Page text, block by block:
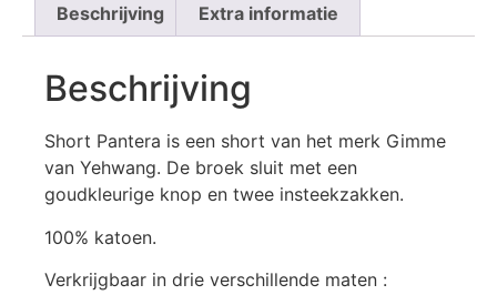
Beschrijving Extra informatie
Beschrijving
Short Pantera is een short van het merk Gimme
van Yehwang. De broek sluit met een
goudkleurige knop en twee insteekzakken.
100% katoen.
Verkrijgbaar in drie verschillende maten :